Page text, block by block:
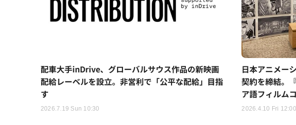
配車大手inDrive、グローバルサウス作品の新映画
配給レーベルを設立。非営利で「公平な配給」目指
す
2026.7.19 Sun 10:30
日本アニメー
契約を締結。
ア語フィルム
2026.4.10 Fri 12:00